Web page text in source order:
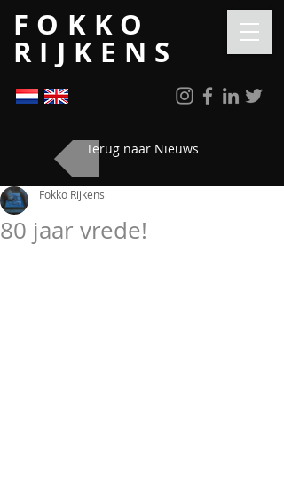
FOKKO
RIJKENS
Terug naar Nieuws
80 jaar vrede!
Fokko Rijkens